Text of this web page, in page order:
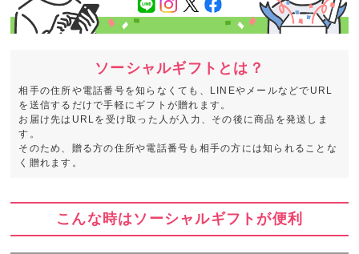
ソーシャルギフトとは？
相手の住所や電話番号を知らなくても、LINEやメールなどでURL
を送信するだけで手軽にギフトが贈れます。
お届け先はURLを受け取った人が入力、その後に商品を発送しま
す。
そのため、贈る方の住所や電話番号も相手の方には知られることな
く贈れます。
こんな時はソーシャルギフトが便利